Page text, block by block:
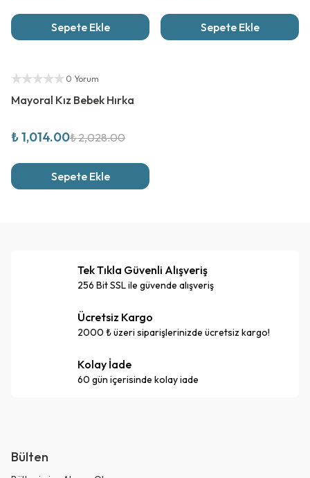
Sepete Ekle Sepete Ekle
Yetkili Satıcı
0 Yorum
Mayoral Kız Bebek Hırka
₺ 1,014.00₺ 2,028.00
Sepete Ekle
Tek Tıkla Güvenli Alışveriş
256 Bit SSL ile güvende alışveriş
Ücretsiz Kargo
2000 ₺ üzeri siparişlerinizde ücretsiz kargo!
Kolay İade
60 gün içerisinde kolay iade
Bülten